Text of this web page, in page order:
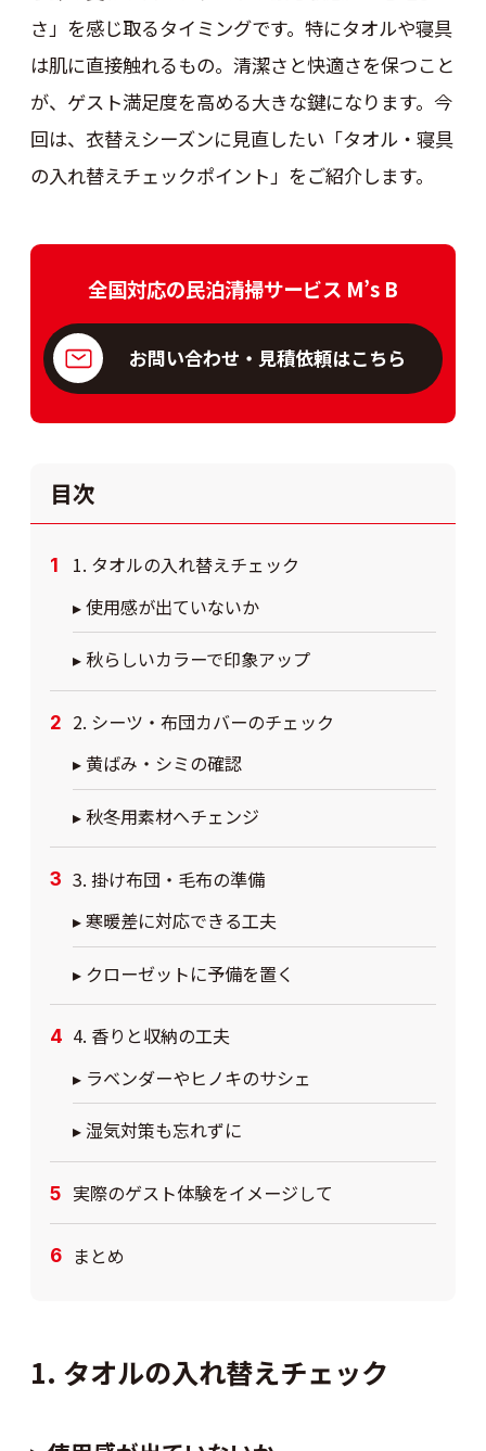
さ」を感じ取るタイミングです。特にタオルや寝具
は肌に直接触れるもの。清潔さと快適さを保つこと
が、ゲスト満足度を高める大きな鍵になります。今
回は、衣替えシーズンに見直したい「タオル・寝具
の入れ替えチェックポイント」をご紹介します。
全国対応の民泊清掃サービス M’s B
お問い合わせ・見積依頼はこちら
目次
1. タオルの入れ替えチェック
▸ 使用感が出ていないか
▸ 秋らしいカラーで印象アップ
2. シーツ・布団カバーのチェック
▸ 黄ばみ・シミの確認
▸ 秋冬用素材へチェンジ
3. 掛け布団・毛布の準備
▸ 寒暖差に対応できる工夫
▸ クローゼットに予備を置く
4. 香りと収納の工夫
▸ ラベンダーやヒノキのサシェ
▸ 湿気対策も忘れずに
実際のゲスト体験をイメージして
まとめ
1. タオルの入れ替えチェック